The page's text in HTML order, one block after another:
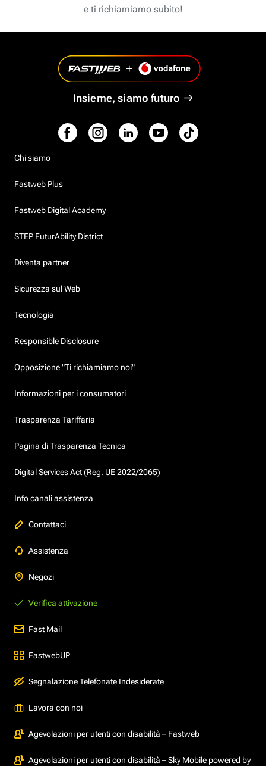
e ti richiamiamo subito!
Insieme, siamo futuro
Chi siamo
Fastweb Plus
Fastweb Digital Academy
STEP FuturAbility District
Diventa partner
Sicurezza sul Web
Tecnologia
Responsible Disclosure
Opposizione "Ti richiamiamo noi"
Informazioni per i consumatori
Trasparenza Tariffaria
Pagina di Trasparenza Tecnica
Digital Services Act (Reg. UE 2022/2065)
Info canali assistenza
Contattaci
Assistenza
Negozi
Verifica attivazione
Fast Mail
FastwebUP
Segnalazione Telefonate Indesiderate
Lavora con noi
Agevolazioni per utenti con disabilità – Fastweb
Agevolazioni per utenti con disabilità – Sky Mobile powered by